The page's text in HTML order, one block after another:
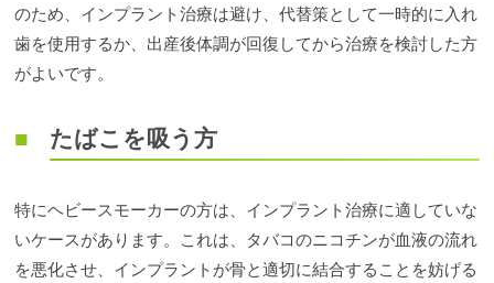
のため、インプラント治療は避け、代替策として一時的に入れ
歯を使用するか、出産後体調が回復してから治療を検討した方
がよいです。
たばこを吸う方
特にヘビースモーカーの方は、インプラント治療に適していな
いケースがあります。これは、タバコのニコチンが血液の流れ
を悪化させ、インプラントが骨と適切に結合することを妨げる